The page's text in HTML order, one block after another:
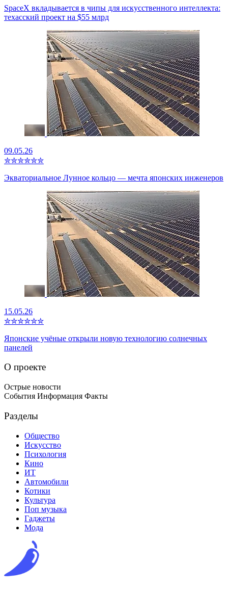
SpaceX вкладывается в чипы для искусственного интеллекта:
техасский проект на $55 млрд
09.05.26
✮✮✮✮✮✮
Экваториальное Лунное кольцо — мечта японских инженеров
15.05.26
✮✮✮✮✮✮
Японские учёные открыли новую технологию солнечных
панелей
О проекте
Острые новости
События Информация Факты
Разделы
Общество
Искусство
Психология
Кино
ИТ
Автомобили
Котики
Культура
Поп музыка
Гаджеты
Мода